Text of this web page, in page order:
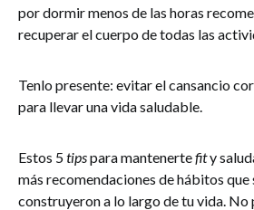
por dormir menos de las horas
recuperar el cuerpo de todas las
Tenlo presente: evitar el cansancio
para llevar una vida saludable.
Estos 5tipspara mantenertefity
más recomendaciones de hábitos que
construyeron a lo largo de tu vida. No